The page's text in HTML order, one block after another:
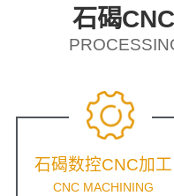
石碣
石碣数控CNC加工
CNC MACHINING